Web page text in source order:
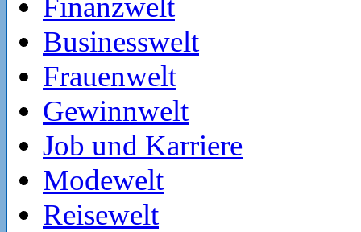
Finanzwelt
Businesswelt
Frauenwelt
Gewinnwelt
Job und Karriere
Modewelt
Reisewelt